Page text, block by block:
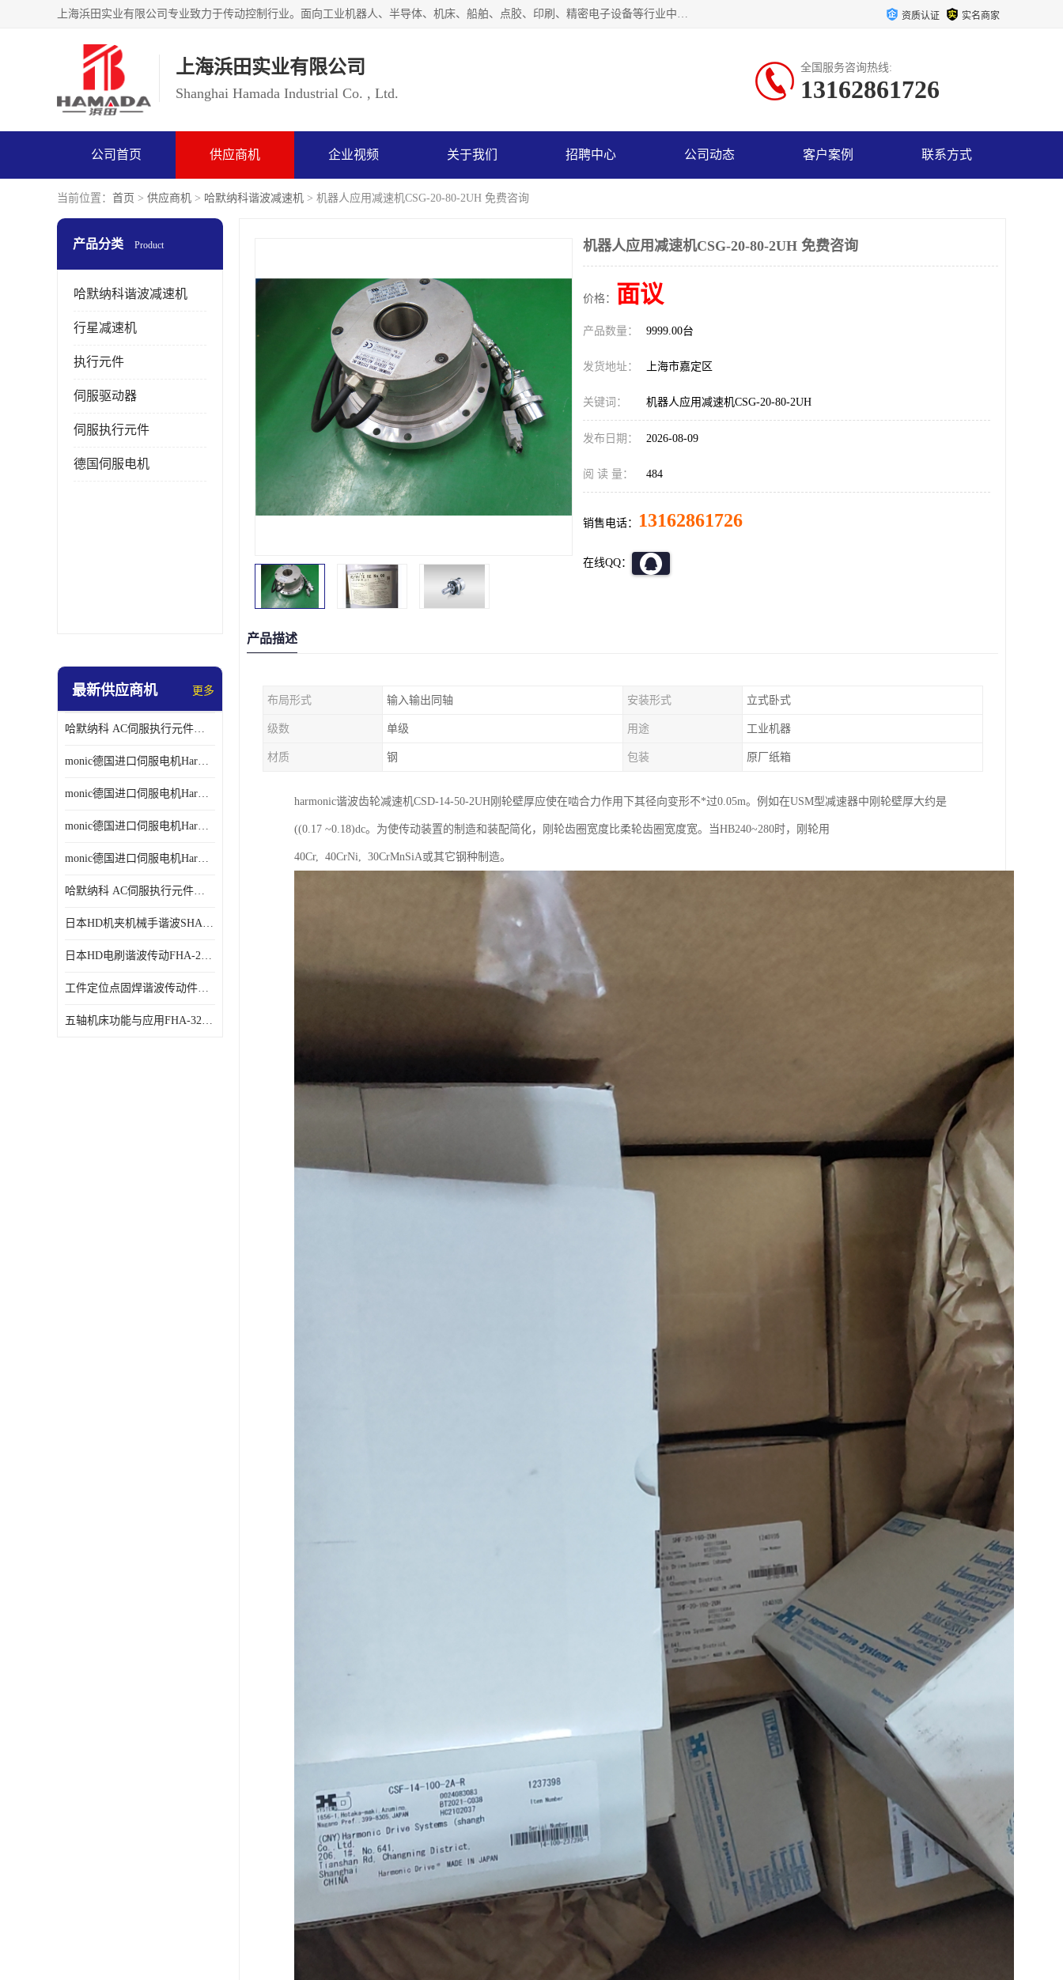
上海浜田实业有限公司专业致力于传动控制行业。面向工业机器人、半导体、机床、船舶、点胶、印刷、精密电子设备等行业中的运动控制技术。为日本哈默纳科（HarmonicDrive简称HD）中国地区定代理商，其生产的HarmonicDrive谐波减速机，具有轻量、小型、传动效率高、减速范围广、精度高等特点，被广泛应用于各种传动系统中。完善的技术，完善的售后，让您的选择无后顾之忧，欢迎您的来电洽谈！ 资质认证 实名商家
上海浜田实业有限公司
Shanghai Hamada Industrial Co. , Ltd.
全国服务咨询热线:
13162861726
公司首页 供应商机 企业视频 关于我们 招聘中心 公司动态 客户案例 联系方式
当前位置： 首页 > 供应商机 > 哈默纳科谐波减速机 > 机器人应用减速机CSG-20-80-2UH 免费咨询
产品分类 Product
哈默纳科谐波减速机
行星减速机
执行元件
伺服驱动器
伺服执行元件
德国伺服电机
最新供应商机 更多
哈默纳科 AC伺服执行元件扁平型SHA系列 议价
monic德国进口伺服电机Har中国总代理单价
monic德国进口伺服电机Har中国总代理代理
monic德国进口伺服电机Har中国总代理公司
monic德国进口伺服电机Har中国总代理供应
哈默纳科 AC伺服执行元件扁平型SHA系列
日本HD机夹机械手谐波SHA32A120CG-B12B
日本HD电刷谐波传动FHA-25C-50-E250-C
工件定位点固焊谐波传动件哈默纳科CSF-45-100-2UH
五轴机床功能与应用FHA-32C-50-US250
机器人应用减速机CSG-20-80-2UH 免费咨询
价格： 面议
产品数量： 9999.00台
发货地址： 上海市嘉定区
关键词： 机器人应用减速机CSG-20-80-2UH
发布日期： 2026-08-09
阅 读 量： 484
销售电话： 13162861726
在线QQ：
产品描述
布局形式 输入输出同轴 安装形式 立式卧式
级数 单级 用途 工业机器
材质 钢 包装 原厂纸箱
harmonic谐波齿轮减速机CSD-14-50-2UH刚轮壁厚应使在啮合力作用下其径向变形不*过0.05m。例如在USM型减速器中刚轮壁厚大约是
((0.17 ~0.18)dc。为使传动装置的制造和装配简化，刚轮齿圈宽度比柔轮齿圈宽度宽。当HB240~280时，刚轮用
40Cr, 40CrNi, 30CrMnSiA或其它钢种制造。